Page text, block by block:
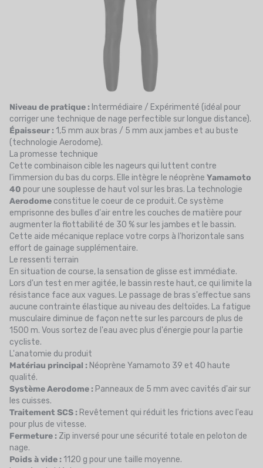
Niveau de pratique : Intermédiaire / Expérimenté (idéal pour
corriger une technique de nage perfectible sur longue distance).
Épaisseur : 1,5 mm aux bras / 5 mm aux jambes et au buste
(technologie Aerodome).
La promesse technique
Cette combinaison cible les nageurs qui luttent contre
l'immersion du bas du corps. Elle intègre le néoprène Yamamoto
40 pour une souplesse de haut vol sur les bras. La technologie
Aerodome constitue le coeur de ce produit. Ce système
emprisonne des bulles d'air entre les couches de matière pour
augmenter la flottabilité de 30 % sur les jambes et le bassin.
Cette aide mécanique replace votre corps à l'horizontale sans
effort de gainage supplémentaire.
Le ressenti terrain
En situation de course, la sensation de glisse est immédiate.
Lors d'un test en mer agitée, le bassin reste haut, ce qui limite la
résistance face aux vagues. Le passage de bras s'effectue sans
aucune contrainte élastique au niveau des deltoïdes. La fatigue
musculaire diminue de façon nette sur les parcours de plus de
1500 m. Vous sortez de l'eau avec plus d'énergie pour la partie
cycliste.
L'anatomie du produit
Matériau principal : Néoprène Yamamoto 39 et 40 haute
qualité.
Système Aerodome : Panneaux de 5 mm avec cavités d'air sur
les cuisses.
Traitement SCS : Revêtement qui réduit les frictions avec l'eau
pour plus de vitesse.
Fermeture : Zip inversé pour une sécurité totale en peloton de
nage.
Poids à vide : 1120 g pour une taille moyenne.